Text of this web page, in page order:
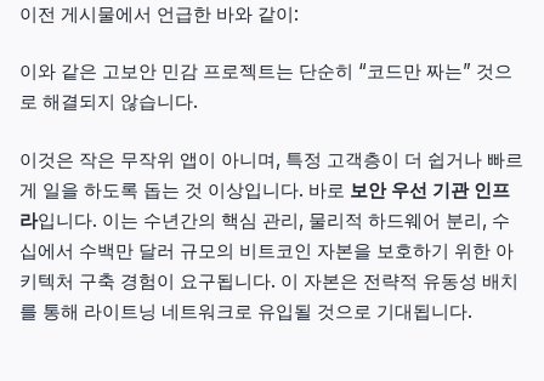
이전 게시물에서 언급한 바와 같이:
이와 같은 고보안 민감 프로젝트는 단순히 “코드만 짜는” 것으
로 해결되지 않습니다.
이것은 작은 무작위 앱이 아니며, 특정 고객층이 더 쉽거나 빠르
게 일을 하도록 돕는 것 이상입니다. 바로 보안 우선 기관 인프
라입니다. 이는 수년간의 핵심 관리, 물리적 하드웨어 분리, 수
십에서 수백만 달러 규모의 비트코인 자본을 보호하기 위한 아
키텍처 구축 경험이 요구됩니다. 이 자본은 전략적 유동성 배치
를 통해 라이트닝 네트워크로 유입될 것으로 기대됩니다.